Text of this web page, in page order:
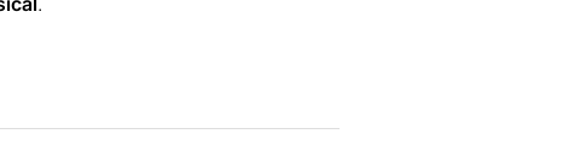
piezas son las que Mozart
mucho más sólidos que los deCosi